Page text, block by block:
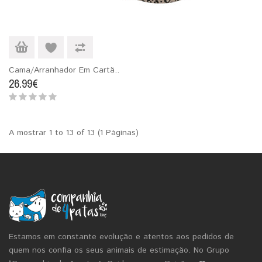
Cama/Arranhador Em Cartã..
26.99€
A mostrar 1 to 13 of 13 (1 Páginas)
Estamos em constante evolução e atentos aos pedidos de
quem nos confia os seus animais de estimação. No Grupo